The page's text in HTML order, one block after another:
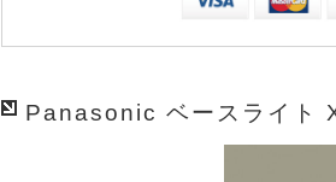
Panasonic ベースライト